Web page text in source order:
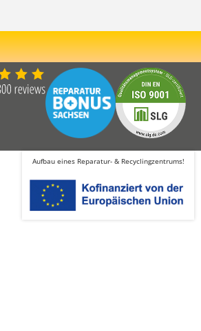
Aufbau eines Reparatur- & Recyclingzentrums!